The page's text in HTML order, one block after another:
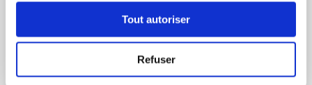
Tout autoriser
Refuser